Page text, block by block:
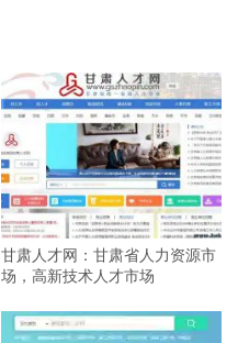
甘肃人才网：甘肃省人力资源市
场，高新技术人才市场